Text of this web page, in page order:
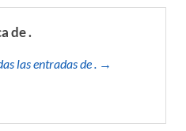
de .
las entradas de . →